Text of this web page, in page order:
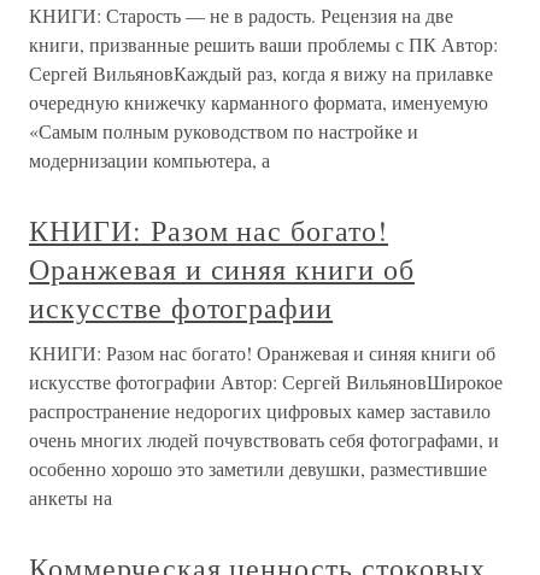
КНИГИ: Старость — не в радость. Рецензия на две
книги, призванные решить ваши проблемы с ПК Автор:
Сергей ВильяновКаждый раз, когда я вижу на прилавке
очередную книжечку карманного формата, именуемую
«Самым полным руководством по настройке и
модернизации компьютера, а
КНИГИ: Разом нас богато!
Оранжевая и синяя книги об
искусстве фотографии
КНИГИ: Разом нас богато! Оранжевая и синяя книги об
искусстве фотографии Автор: Сергей ВильяновШирокое
распространение недорогих цифровых камер заставило
очень многих людей почувствовать себя фотографами, и
особенно хорошо это заметили девушки, разместившие
анкеты на